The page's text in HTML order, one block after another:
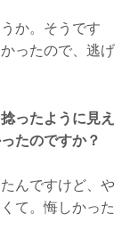
か。そうです
ったので、逃げ
ったように見え
たのですか？
んですけど、や
て。悔しかった